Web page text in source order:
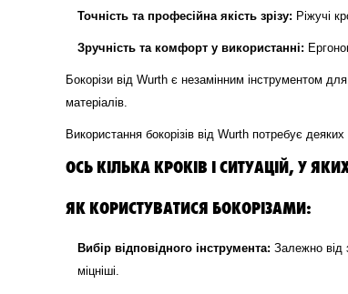
Точність та професійна якість зрізу: Ріжучі
Зручність та комфорт у використанні:
Бокорізи від Wurth є незамінним інструментом
матеріалів.
Використання бокорізів від Wurth потребує
ОСЬ КІЛЬКА КРОКІВ І СИТУАЦІЙ, У
ЯК КОРИСТУВАТИСЯ БОКОРІЗАМИ:
Вибір відповідного інструмента: Залежно від
міцніші.